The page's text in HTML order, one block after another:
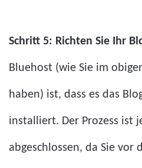
Schritt 5: Richten Sie Ihr
Bluehost (wie Sie im
haben) ist, dass es das
installiert. Der Prozess ist
abgeschlossen, da Sie vor